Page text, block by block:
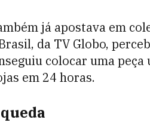
já apostava em
da TV Globo,
colocar uma
em 24 horas.